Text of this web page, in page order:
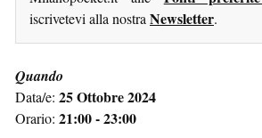
iscrivetevi alla nostra Newsletter.
Quando
Data/e: 25 Ottobre 2024
Orario: 21:00 - 23:00